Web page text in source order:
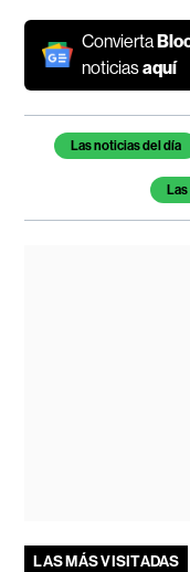
Convierta
noticiasaquí
Temas de este
Las noticias del día
LAS MÁS VISITADAS